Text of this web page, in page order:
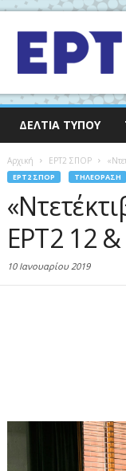
ΔΕΛΤΊΑ ΤΎΠΟΥ
Αρχική EΡΤ2 ΣΠΟΡ
EΡΤ2 ΣΠΟΡ ΤΗΛΕΌΡΑΣΗ
ΕΡΤ2 12
10 Ιανουαρίου 2019